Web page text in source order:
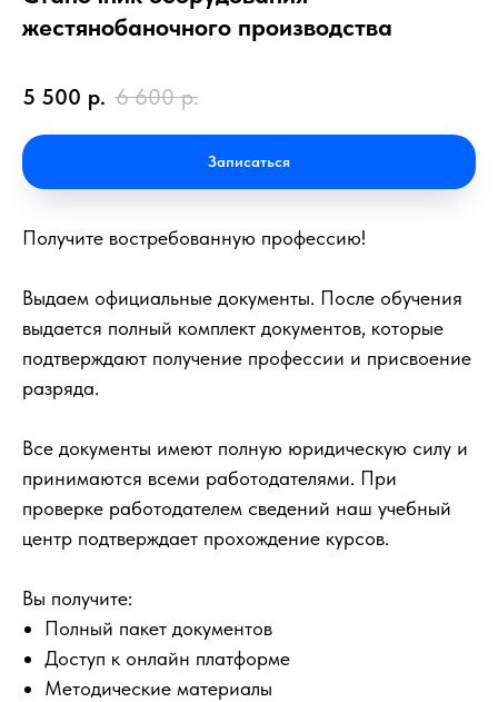
жестянобаночного производства
5 500 р. 6 600 р.
Записаться
Получите востребованную профессию!
Выдаем официальные документы. После обучения
выдается полный комплект документов, которые
подтверждают получение профессии и присвоение
разряда.
Все документы имеют полную юридическую силу и
принимаются всеми работодателями. При
проверке работодателем сведений наш учебный
центр подтверждает прохождение курсов.
Вы получите:
Полный пакет документов
Доступ к онлайн платформе
Методические материалы